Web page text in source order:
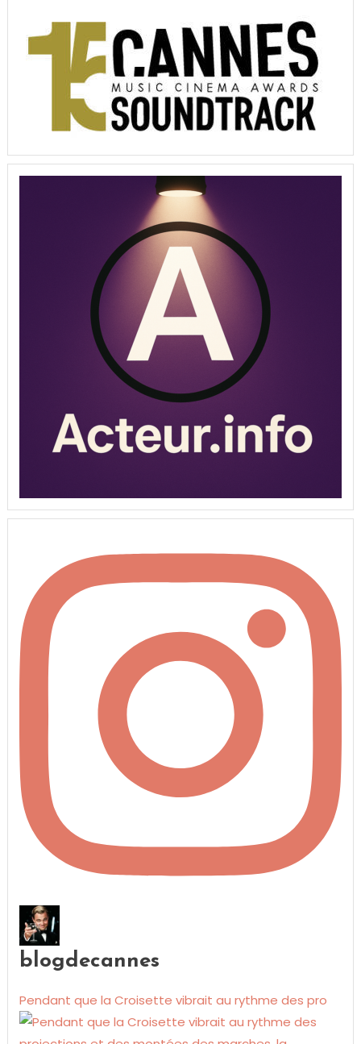
blogdecannes
Pendant que la Croisette vibrait au rythme des pro